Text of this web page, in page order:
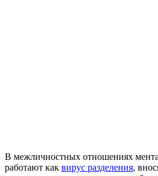
В межличностных отношениях
работают как вирус разделения,